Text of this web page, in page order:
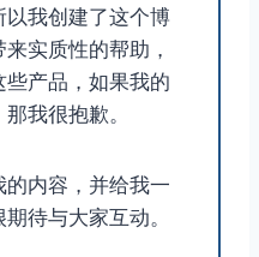
以我创建了这个博
实质性的帮助，
产品，如果我的
我很抱歉。
内容，并给我一
待与大家互动。